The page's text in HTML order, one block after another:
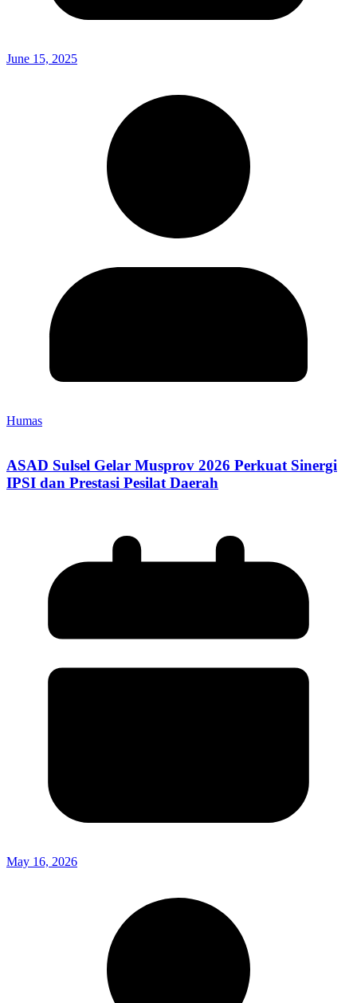
June 15, 2025
Humas
ASAD Sulsel Gelar Musprov 2026 Perkuat Sinergi
IPSI dan Prestasi Pesilat Daerah
May 16, 2026